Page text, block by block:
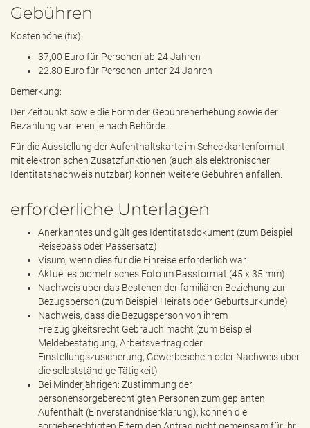
Gebühren
Kostenhöhe (fix):
37,00 Euro für Personen ab 24 Jahren
22.80 Euro für Personen unter 24 Jahren
Bemerkung:
Der Zeitpunkt sowie die Form der Gebührenerhebung sowie der
Bezahlung variieren je nach Behörde.
Für die Ausstellung der Aufenthaltskarte im Scheckkartenformat
mit elektronischen Zusatzfunktionen (auch als elektronischer
Identitätsnachweis nutzbar) können weitere Gebühren anfallen.
erforderliche Unterlagen
Anerkanntes und gültiges Identitätsdokument (zum Beispiel
Reisepass oder Passersatz)
Visum, wenn dies für die Einreise erforderlich war
Aktuelles biometrisches Foto im Passformat (45 x 35 mm)
Nachweis über das Bestehen der familiären Beziehung zur
Bezugsperson (zum Beispiel Heirats oder Geburtsurkunde)
Nachweis, dass die Bezugsperson von ihrem
Freizügigkeitsrecht Gebrauch macht (zum Beispiel
Meldebestätigung, Arbeitsvertrag oder
Einstellungszusicherung, Gewerbeschein oder Nachweis über
die selbstständige Tätigkeit)
Bei Minderjährigen: Zustimmung der
personensorgeberechtigten Personen zum geplanten
Aufenthalt (Einverständniserklärung); können die